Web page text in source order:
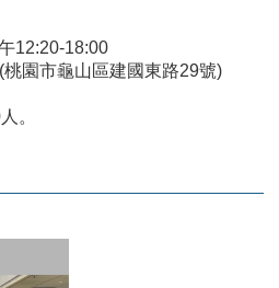
12:20-18:00
園市龜山區建國東路29號)
。